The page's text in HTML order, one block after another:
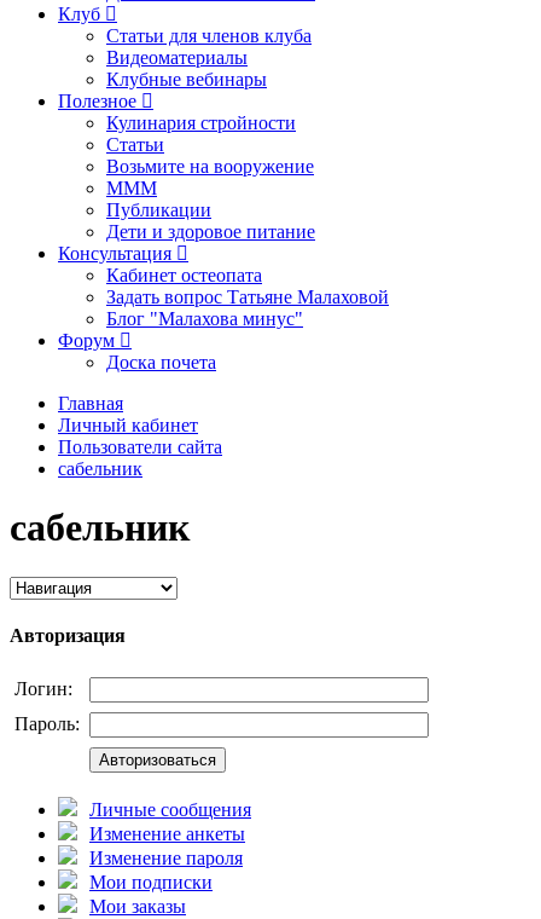
Клуб
Статьи для членов клуба
Видеоматериалы
Клубные вебинары
Полезное
Кулинария стройности
Статьи
Возьмите на вооружение
МММ
Публикации
Дети и здоровое питание
Консультация
Кабинет остеопата
Задать вопрос Татьяне Малаховой
Блог "Малахова минус"
Форум
Доска почета
Главная
Личный кабинет
Пользователи сайта
сабельник
сабельник
Авторизация
Логин:
Пароль:
Авторизоваться
Личные сообщения
Изменение анкеты
Изменение пароля
Мои подписки
Мои заказы